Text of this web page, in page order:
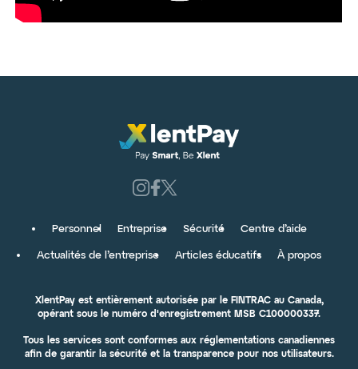
Personnel Entreprise Sécurité Centre d’aide
Actualités de l’entreprise Articles éducatifs À propos
XlentPay est entièrement autorisée par le FINTRAC au Canada,
opérant sous le numéro d'enregistrement MSB C100000337.
Tous les services sont conformes aux réglementations canadiennes
afin de garantir la sécurité et la transparence pour nos utilisateurs.